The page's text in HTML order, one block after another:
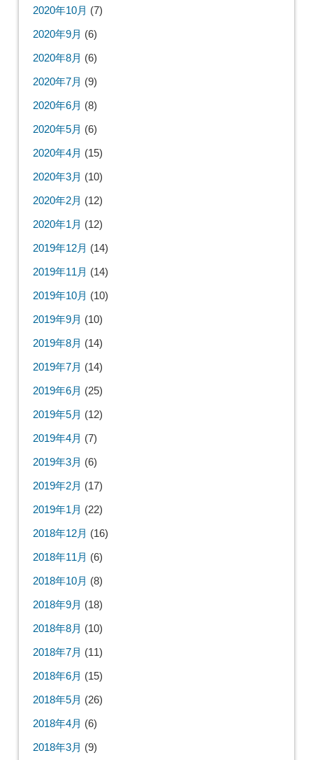
2020年10月 (7)
2020年9月 (6)
2020年8月 (6)
2020年7月 (9)
2020年6月 (8)
2020年5月 (6)
2020年4月 (15)
2020年3月 (10)
2020年2月 (12)
2020年1月 (12)
2019年12月 (14)
2019年11月 (14)
2019年10月 (10)
2019年9月 (10)
2019年8月 (14)
2019年7月 (14)
2019年6月 (25)
2019年5月 (12)
2019年4月 (7)
2019年3月 (6)
2019年2月 (17)
2019年1月 (22)
2018年12月 (16)
2018年11月 (6)
2018年10月 (8)
2018年9月 (18)
2018年8月 (10)
2018年7月 (11)
2018年6月 (15)
2018年5月 (26)
2018年4月 (6)
2018年3月 (9)